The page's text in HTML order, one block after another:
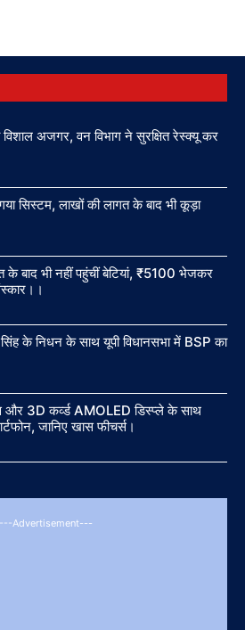
अजगर, वन विभाग ने सुरक्षित रेस्क्यू कर
सिस्टम, लाखों की लागत के बाद भी कूड़ा
के बाद भी नहीं पहुंचीं बेटियां, ₹5100 भेजकर
के निधन के साथ यूपी विधानसभा में BSP का
3D कर्व्ड AMOLED डिस्प्ले के साथ
जानिए खास फीचर्स।
---Advertisement---